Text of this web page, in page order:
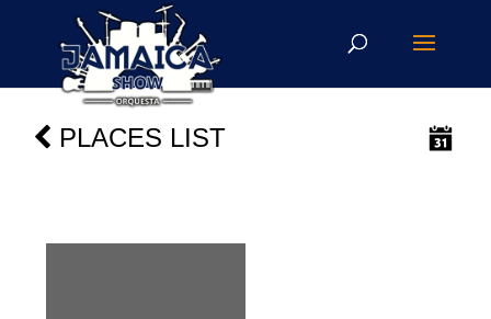
PLACES LIST